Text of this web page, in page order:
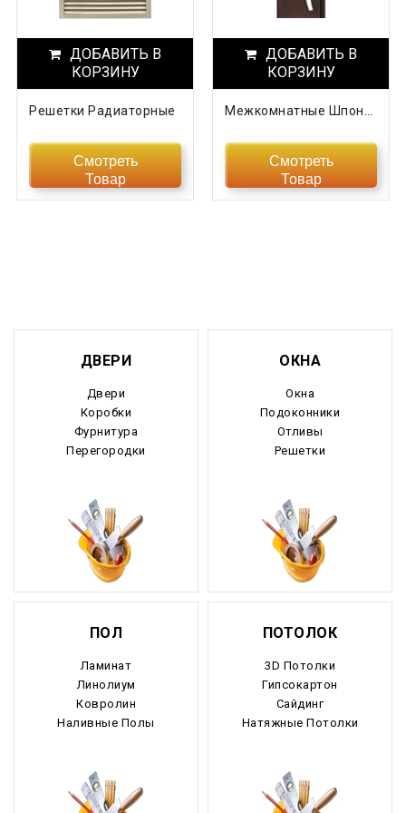
Нижегородская область
Новгородская область
Новосибирская область
Оренбургская область
Приморский край
Ростовская область
Саратовская область
Сахалинская область
Свердловская область
Смоленская область
Таймырский край
ДОБАВИТЬ В
КОРЗИНУ
Решетки Радиаторные
Смотреть
Товар
ДОБАВИТЬ В
КОРЗИНУ
Смотреть
Товар
ДВЕРИ
Двери
Коробки
Фурнитура
Перегородки
ОКНА
Окна
Подоконники
Отливы
Решетки
ПОЛ
Ламинат
Линолиум
Ковролин
Наливные Полы
ПОТОЛОК
3D Потолки
Гипсокартон
Сайдинг
Натяжные Потолки